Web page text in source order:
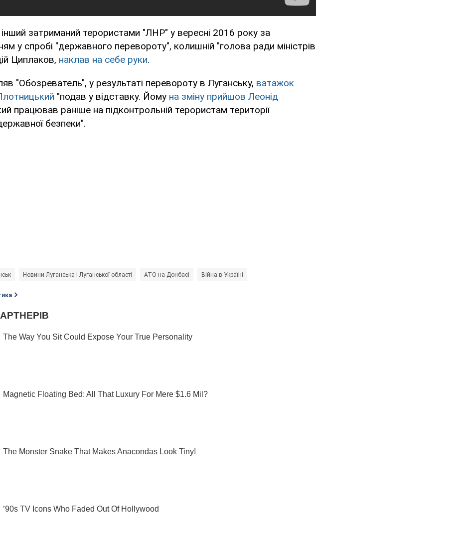
затриманий терористами "ЛНР" у вересні 2016 року за
у спробі "державного перевороту", колишній "голова ради міністрів
Циплаков, наклав на себе руки.
"Обозреватель", у результаті перевороту в Луганську, ватажок
"подав у відставку. Йому на зміну прийшов Леонід
працював раніше на підконтрольній терористам території
безпеки".
Новини Луганська і Луганської області АТО на Донбасі Війна в Україні